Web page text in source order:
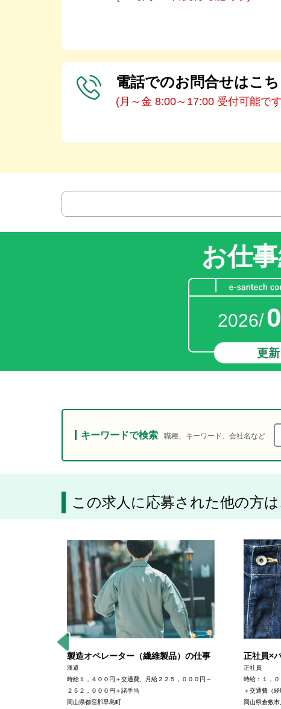
電話でのお問合せはこち
(月～金 8:00～17:00 受付可能で
お仕
2026/
更
キーワードで検索 職種、キーワード、会社名など
この求人に応募された他の方
製造オペレーター（繊維製品）の仕事
派遣
時給１，４００円＋交通費、月給２２５，０００円～
２５２，０００円＋諸手当
岡山県都窪郡早島町
正社員×
正社員
時給：１，
＋交通費（経
岡山県倉敷